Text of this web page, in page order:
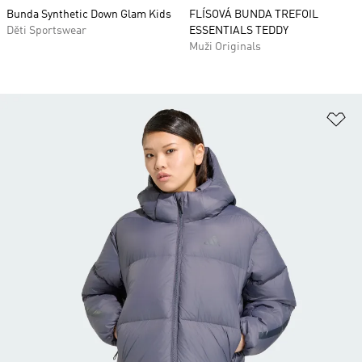
Bunda Synthetic Down Glam Kids
Děti Sportswear
FLÍSOVÁ BUNDA TREFOIL
ESSENTIALS TEDDY
Muži Originals